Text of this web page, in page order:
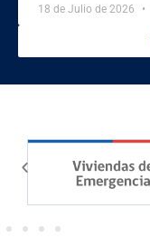
18 de Julio de 2026